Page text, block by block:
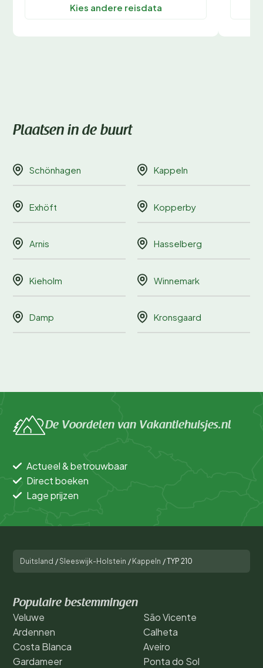
Kies andere reisdata
Plaatsen in de buurt
Schönhagen Kappeln
Exhöft Kopperby
Arnis Hasselberg
Kieholm Winnemark
Damp Kronsgaard
De Voordelen van Vakantiehuisjes.nl
Actueel & betrouwbaar
Direct boeken
Lage prijzen
Duitsland /Sleeswijk-Holstein / Kappeln /TYP 210
Populaire bestemmingen
Veluwe
Ardennen
Costa Blanca
Gardameer
São Vicente
Calheta
Aveiro
Ponta do Sol